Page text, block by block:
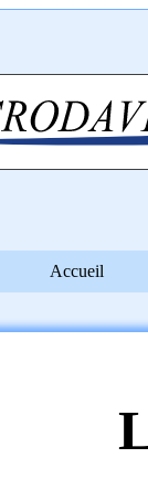
Accueil